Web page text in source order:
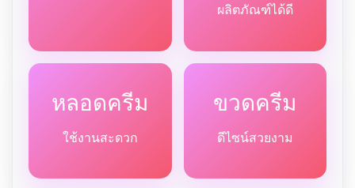
ผลิตภัณฑ์ได้ดี
หลอดครีม
ใช้งานสะดวก
ขวดครีม
ดีไซน์สวยงาม